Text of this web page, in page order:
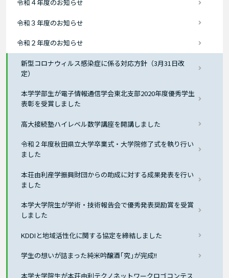
令和４年度のお知らせ
令和３年度のお知らせ
令和２年度のお知らせ
新型コロナウィルス感染症に係る対応方針（3月31日改
定）
本学学部生が電子情報通信学会東北支部2020年度優秀学生
表彰を受賞しました
高大接続塾ハイレベル数学講座を開講しました
令和２年度秋田県立大学卒業式・大学院修了式を執り行い
ました
本荘由利産学振興財団からの助成に対する成果発表を行い
ました
本学大学院生が学術・技術報告会で優秀発表奨励賞を受賞
しました
KDDIと地域活性化に関する協定を締結しました
学生の想いが詰まった純米吟醸酒｢究｣が完成!!
本学大学院生が本荘由利テクノネットワークロゴコンテス